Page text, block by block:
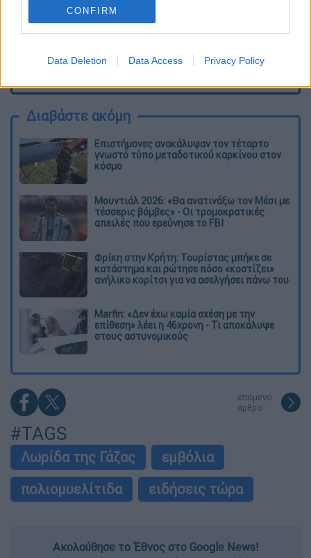
CONFIRM
Data Deletion Data Access Privacy Policy
καταχώρηση
Διαβάστε ακόμη
Επιστήμονες ανακάλυψαν τον τέταρτο
γνωστό τύπο μεταδοτικού καρκίνου στον
κόσμο
Μουντιάλ 2026: «Θα ανατινάξω τον Μέσι με
τέσσερις βόμβες» - Οι τρομοκρατικές
απειλές που ερεύνησε το FBI
Φρίκη στην Κρήτη: Τουρίστας μπήκε σε
κατάστημα και ρώτησε πόσο «κοστίζει»
ανήλικο κορίτσι για να ασελγήσει πάνω του
Marfin: «Δεν έχω καμία σχέση με την
επίθεση» λέει η 46χρονη - Τι αποκάλυψε
στους αστυνομικούς
επόμενο
άρθρο
#TAGS
Λωρίδα της Γάζας
εμβόλια
πολιομυελίτιδα
ειδήσεις τώρα
Ακολούθησε το Έθνος στο Google News!